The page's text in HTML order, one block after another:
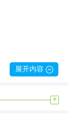
展开内容
+